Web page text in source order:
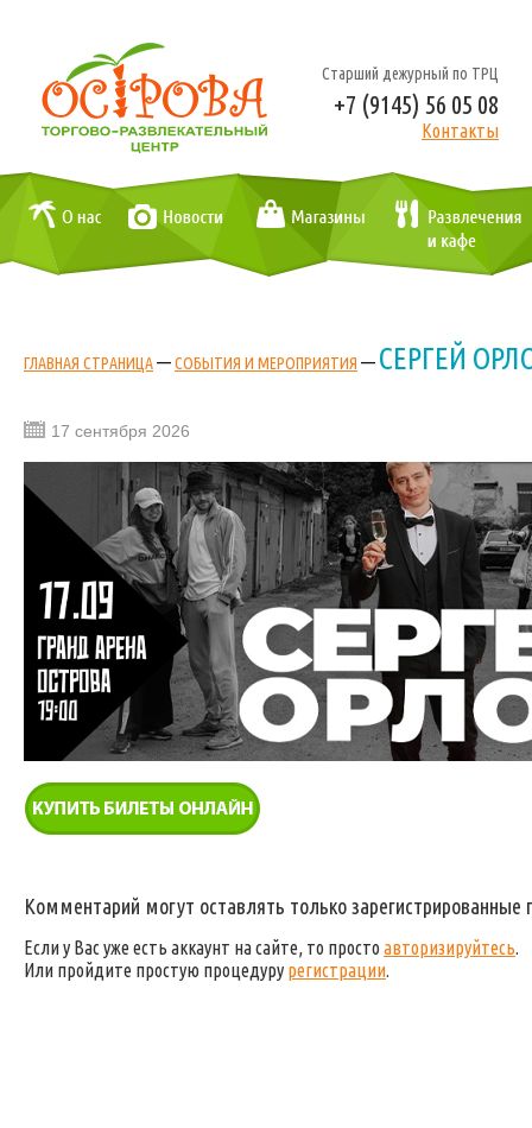
Старший дежурный по ТРЦ
+7 (9145) 56 05 08
Контакты
ГЛАВНАЯ СТРАНИЦА—СОБЫТИЯ И МЕРОПРИЯТИЯ — СЕРГЕЙ
17 сентября 2026
Комментарий могут оставлять только зарегистрированные
Если у Вас уже есть аккаунт на сайте, то просто авторизируйтесь.
Или пройдите простую процедуру регистрации.